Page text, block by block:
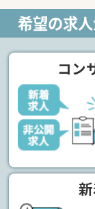
希望の求
コン